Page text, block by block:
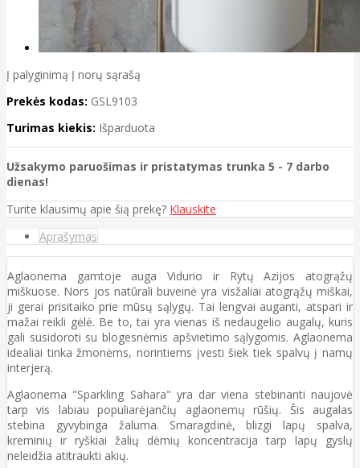
Į palyginimą Į norų sąrašą
Prekės kodas: GSL9103
Turimas kiekis: Išparduota
Užsakymo paruošimas ir pristatymas trunka 5 - 7 darbo
dienas!
Turite klausimų apie šią prekę? Klauskite
Aprašymas
Aglaonema gamtoje auga Vidurio ir Rytų Azijos atogrąžų
miškuose. Nors jos natūrali buveinė yra visžaliai atogrąžų miškai,
ji gerai prisitaiko prie mūsų sąlygų. Tai lengvai auganti, atspari ir
mažai reikli gėlė. Be to, tai yra vienas iš nedaugelio augalų, kuris
gali susidoroti su blogesnėmis apšvietimo sąlygomis. Aglaonema
idealiai tinka žmonėms, norintiems įvesti šiek tiek spalvų į namų
interjerą.
Aglaonema "Sparkling Sahara" yra dar viena stebinanti naujovė
tarp vis labiau populiarėjančių aglaonemų rūšių. Šis augalas
stebina gyvybinga žaluma. Smaragdinė, blizgi lapų spalva,
kreminių ir ryškiai žalių dėmių koncentracija tarp lapų gyslų
neleidžia atitraukti akių.